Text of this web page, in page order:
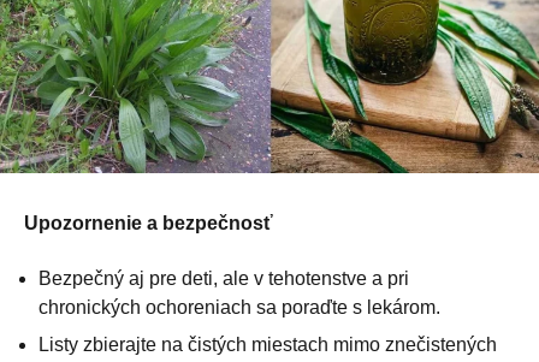
Upozornenie a bezpečnosť
Bezpečný aj pre deti, ale v tehotenstve a pri
chronických ochoreniach sa poraďte s lekárom.
Listy zbierajte na čistých miestach mimo znečistených